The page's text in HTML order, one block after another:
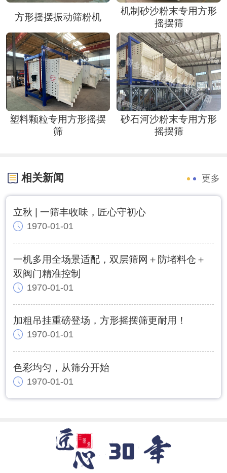
方形摇摆振动筛粉机
机制砂沙粉末专用方形
摇摆筛
塑料颗粒专用方形摇摆
筛
砂石河沙粉末专用方形
摇摆筛
相关新闻 更多
立秋 | 一筛丰收味，匠心守初心
1970-01-01
一机多用全场景适配，双层筛网＋防堵料仓＋
双阀门精准控制
1970-01-01
加粗吊挂重磅登场，方形摇摆筛更耐用！
1970-01-01
色彩均匀，从筛分开始
1970-01-01